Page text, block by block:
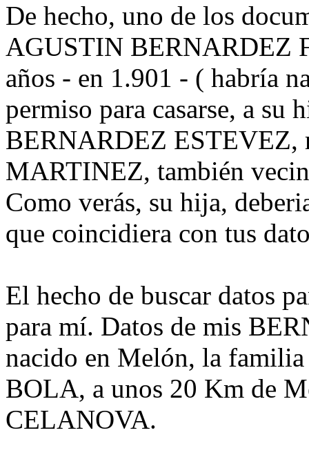
De hecho, uno de los
AGUSTIN BERNARDEZ
años - en 1.901 - ( habría
permiso para casarse, a su
BERNARDEZ ESTEVEZ,
MARTINEZ, también
Como verás, su hija,
que coincidiera con tus
El hecho de buscar datos
para mí. Datos de mis
nacido en Melón, la
BOLA, a unos 20 Km de
CELANOVA.